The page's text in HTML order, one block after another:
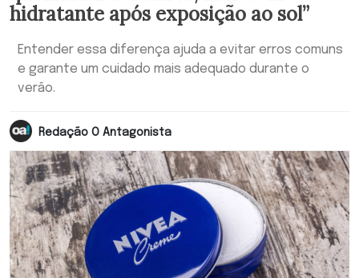
hidratante após exposição ao sol”
Entender essa diferença ajuda a evitar erros comuns
e garante um cuidado mais adequado durante o
verão.
Redação O Antagonista